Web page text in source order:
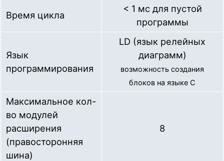
if (time_cur >= pause_time) { // если время
GetSysTick();
      }
break;
// сохранение последнего работающего насоса
if (pump1) {
      last_worked_pump = 1;
    }
Время цикла
< 1 мс для пустой
программы
Язык
программирования
LD (язык релейных
диаграмм)
возможность создания
блоков на языке С
Максимальное кол-
во модулей
расширения
(правосторонняя
шина)
8